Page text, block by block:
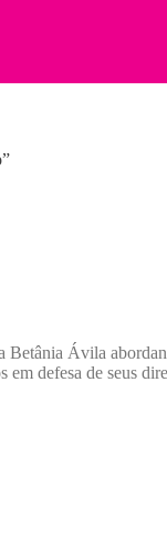
Ávila
em defesa de seus